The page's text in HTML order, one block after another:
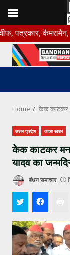
Skip
to
content
विज्ञापन
Home केक काटकर
उत्तर प्रदेश ताजा खबर
केक काटकर
यादव का
बंधन समाचार